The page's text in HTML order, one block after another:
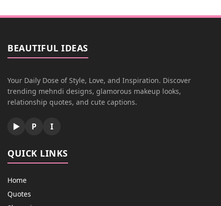
BEAUTIFUL IDEAS
Your Daily Dose of Style, Love, and Inspiration. Discover
trending mehndi designs, glamorous makeup looks,
relationship quotes, and cute captions.
▶ P I
QUICK LINKS
Home
Quotes